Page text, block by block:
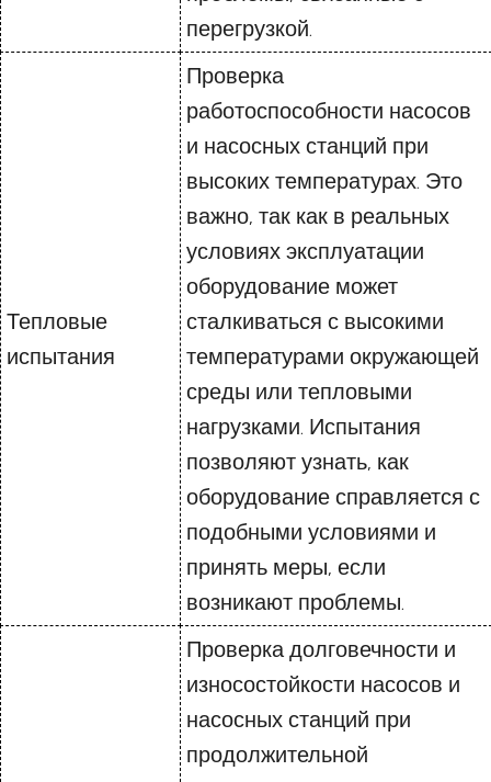
перегрузкой.
Тепловые
испытания
Проверка
работоспособности насосов
и насосных станций при
высоких температурах. Это
важно, так как в реальных
условиях эксплуатации
оборудование может
сталкиваться с высокими
температурами окружающей
среды или тепловыми
нагрузками. Испытания
позволяют узнать, как
оборудование справляется с
подобными условиями и
принять меры, если
возникают проблемы.
Проверка долговечности и
износостойкости насосов и
насосных станций при
продолжительной